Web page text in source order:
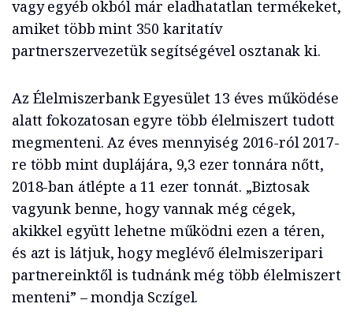
vagy egyéb okból már eladhatatlan termékeket,
amiket több mint 350 karitatív
partnerszervezetük segítségével osztanak ki.
Az Élelmiszerbank Egyesület 13 éves működése
alatt fokozatosan egyre több élelmiszert tudott
megmenteni. Az éves mennyiség 2016-ról 2017-
re több mint duplájára, 9,3 ezer tonnára nőtt,
2018-ban átlépte a 11 ezer tonnát. „Biztosak
vagyunk benne, hogy vannak még cégek,
akikkel együtt lehetne működni ezen a téren,
és azt is látjuk, hogy meglévő élelmiszeripari
partnereinktől is tudnánk még több élelmiszert
menteni” – mondja Sczígel.